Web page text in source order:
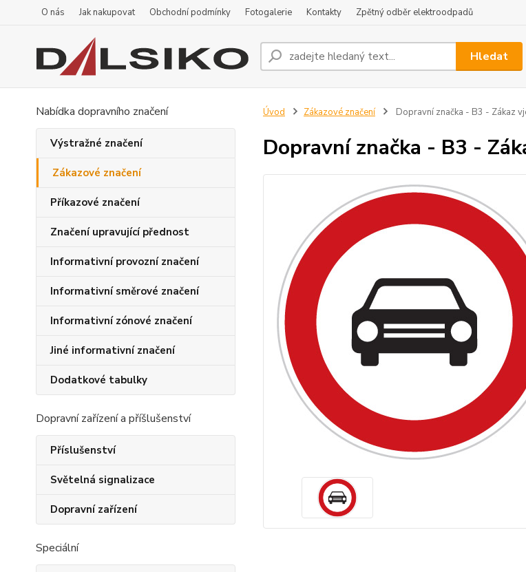
O nás Jak nakupovat Obchodní podmínky Fotogalerie Kontakty Zpětný odběr elektroodpadů
Hledat
Nabídka dopravního značení
Výstražné značení
Zákazové značení
Příkazové značení
Značení upravující přednost
Informativní provozní značení
Informativní směrové značení
Informativní zónové značení
Jiné informativní značení
Dodatkové tabulky
Dopravní zařízení a příšlušenství
Příslušenství
Světelná signalizace
Dopravní zařízení
Speciální
Úvod Zákazové značení Dopravní značka - B3 - Zákaz
Dopravní značka - B3 -